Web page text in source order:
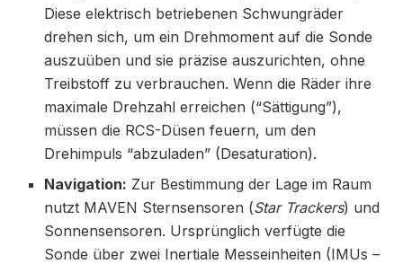
Diese elektrisch betriebenen Schwungräder
drehen sich, um ein Drehmoment auf die Sonde
auszuüben und sie präzise auszurichten, ohne
Treibstoff zu verbrauchen. Wenn die Räder ihre
maximale Drehzahl erreichen (“Sättigung”),
müssen die RCS-Düsen feuern, um den
Drehimpuls “abzuladen” (Desaturation).
Navigation: Zur Bestimmung der Lage im Raum
nutzt MAVEN Sternsensoren (Star Trackers) und
Sonnensensoren. Ursprünglich verfügte die
Sonde über zwei Inertiale Messeinheiten (IMUs –